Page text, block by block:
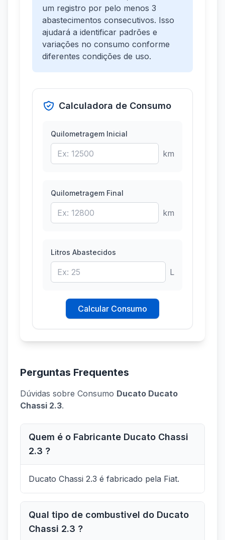
um registro por pelo menos 3
abastecimentos consecutivos. Isso
ajudará a identificar padrões e
variações no consumo conforme
diferentes condições de uso.
Calculadora de Consumo
Quilometragem Inicial
km
Quilometragem Final
km
Litros Abastecidos
L
Calcular Consumo
Perguntas Frequentes
Dúvidas sobre Consumo Ducato Ducato
Chassi 2.3.
Quem é o Fabricante Ducato Chassi
2.3 ?
Ducato Chassi 2.3 é fabricado pela Fiat.
Qual tipo de combustivel do Ducato
Chassi 2.3 ?